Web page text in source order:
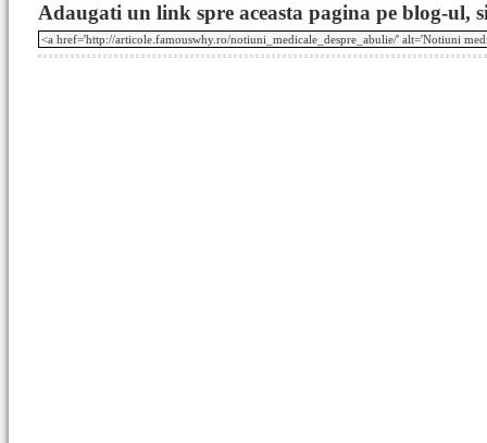
Adaugati un link spre aceasta pagina pe blog-ul,